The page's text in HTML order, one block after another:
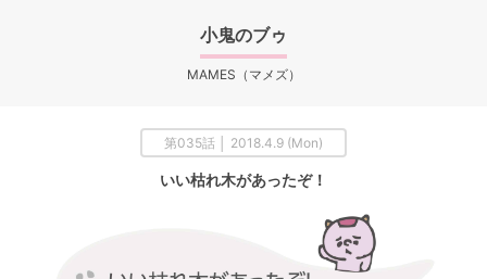
小鬼のブゥ
MAMES（マメズ）
第035話 │ 2018.4.9 (Mon)
いい枯れ木があったぞ！